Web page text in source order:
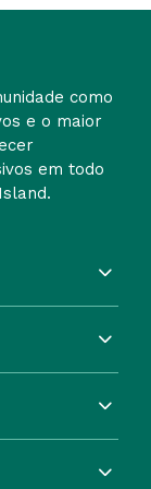
como
e o maior
em todo